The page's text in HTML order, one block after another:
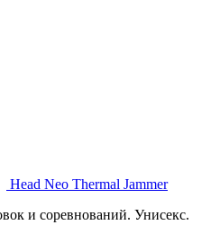
Head Neo Thermal Jammer
и соревнований. Унисекс.